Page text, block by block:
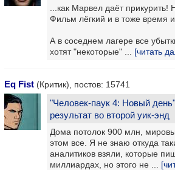
...как Марвел даёт
Фильм лёгкий и в тоже время
А в соседнем лагере все
хотят "некоторые" ... [читать
Eq Fist (Критик), постов: 15741
"Человек-паук 4: Новый
результат во второй уик-энд
Дома потолок 900 млн,
этом все. Я не знаю откуда
аналитиков взяли, которые
миллиардах, но этого не ...